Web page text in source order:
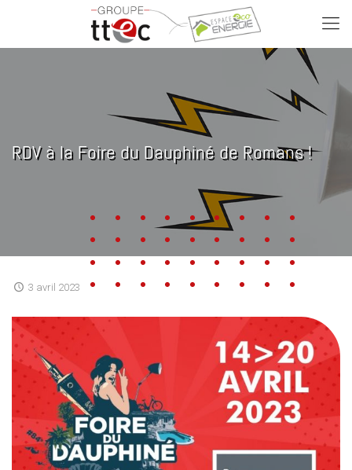
RDV à la Foire du Dauphiné de Romans !
3 avril 2023